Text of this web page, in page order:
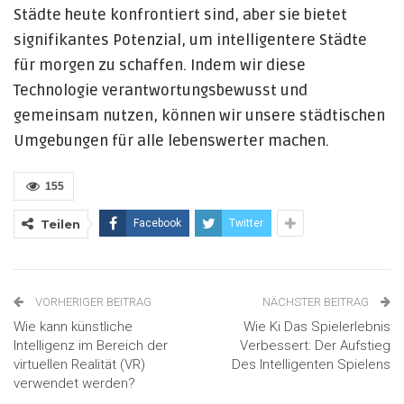
Städte heute konfrontiert sind, aber sie bietet
signifikantes Potenzial, um intelligentere Städte
für morgen zu schaffen. Indem wir diese
Technologie verantwortungsbewusst und
gemeinsam nutzen, können wir unsere städtischen
Umgebungen für alle lebenswerter machen.
155
Teilen Facebook Twitter
VORHERIGER BEITRAG
Wie kann künstliche
Intelligenz im Bereich der
virtuellen Realität (VR)
verwendet werden?
NÄCHSTER BEITRAG
Wie Ki Das Spielerlebnis
Verbessert: Der Aufstieg
Des Intelligenten Spielens